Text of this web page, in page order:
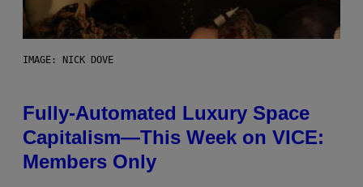
IMAGE: NICK DOVE
Fully-Automated Luxury Space
Capitalism—This Week on VICE:
Members Only